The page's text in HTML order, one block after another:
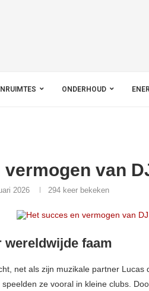
ONDERHOUD
van
2026 294 keer bekeken
wereldwijde faam
net als zijn muzikale partner
ze vooral in kleine clubs.